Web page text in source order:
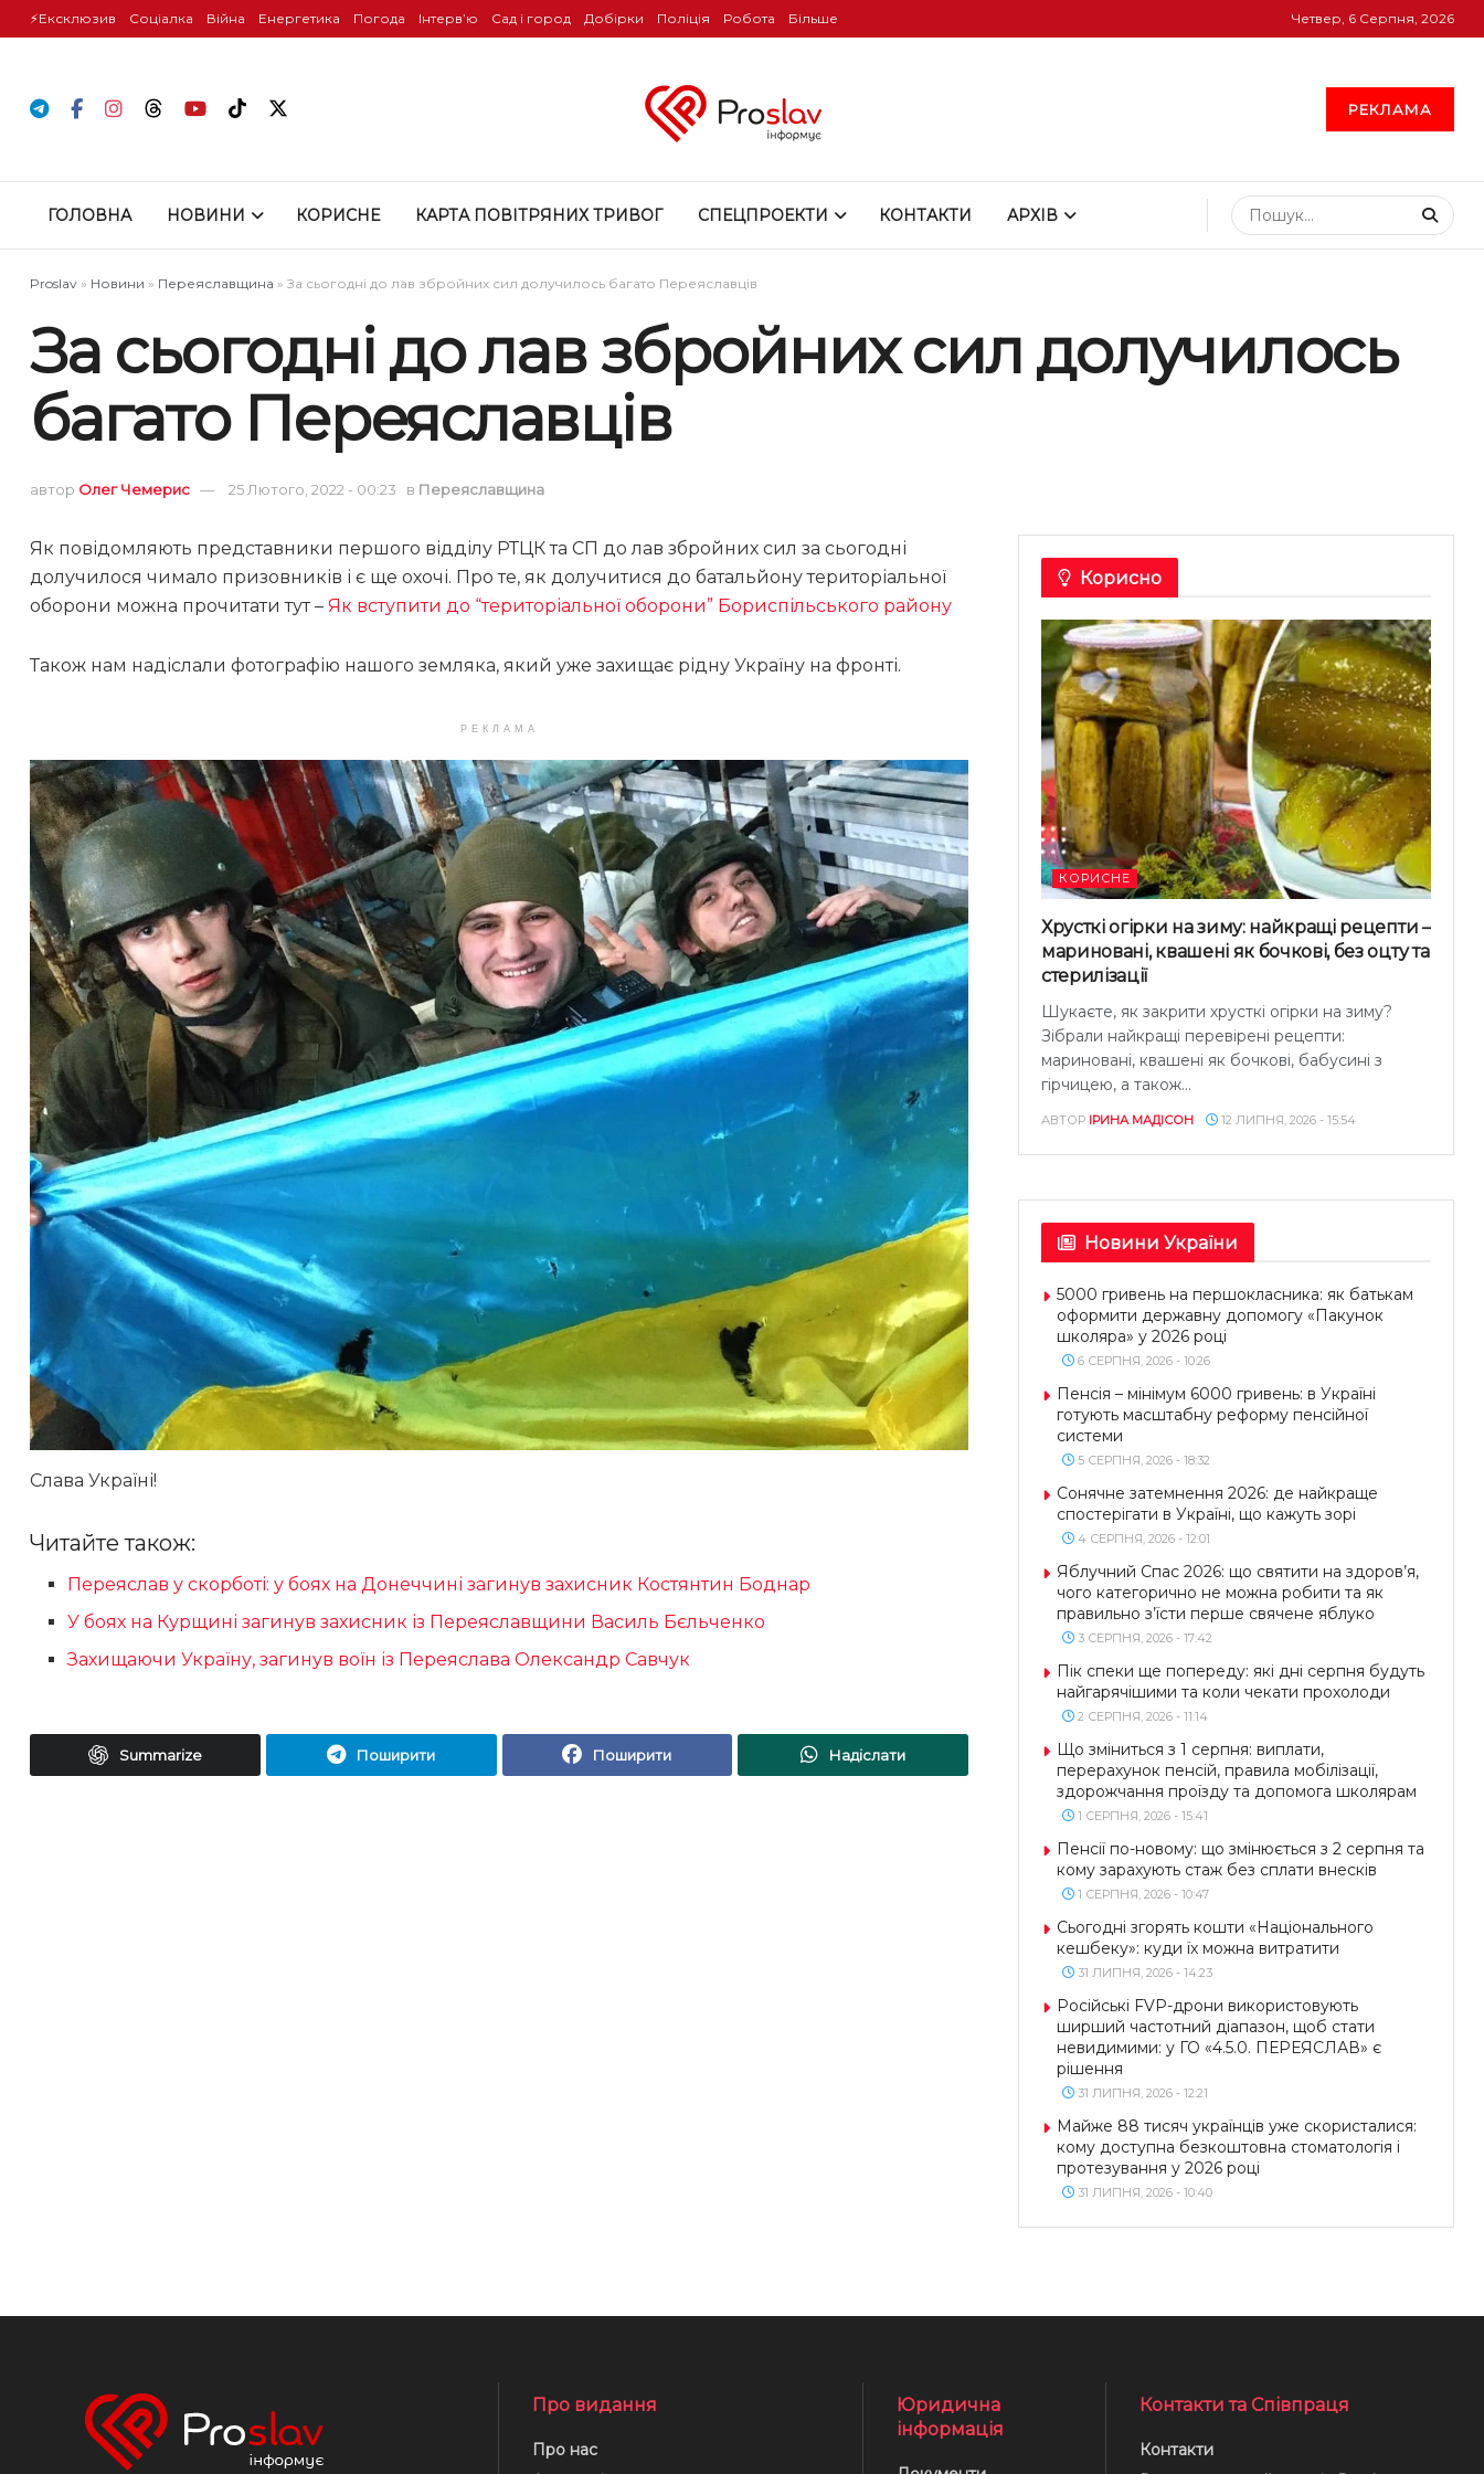
⚡️Ексклюзив Соціалка Війна Енергетика Погода Інтервʼю Сад і город Добірки Поліція Робота Більше Четвер, 6 Серпня, 2026
РЕКЛАМА
ГОЛОВНА НОВИНИ КОРИСНЕ КАРТА ПОВІТРЯНИХ ТРИВОГ СПЕЦПРОЕКТИ КОНТАКТИ АРХІВ
Proslav » Новини » Переяславщина » За сьогодні до лав збройних сил долучилось багато Переяславців
За сьогодні до лав збройних сил долучилось
багато Переяславців
автор Олег Чемерис 25 Лютого, 2022 - 00:23 в Переяславщина
Як повідомляють представники першого відділу РТЦК та СП до лав збройних сил за сьогодні
долучилося чимало призовників і є ще охочі. Про те, як долучитися до батальйону територіальної
оборони можна прочитати тут – Як вступити до “територіальної оборони” Бориспільського району
Також нам надіслали фотографію нашого земляка, який уже захищає рідну Україну на фронті.
РЕКЛАМА
Слава Україні!
Читайте також:
Переяслав у скорботі: у боях на Донеччині загинув захисник Костянтин Боднар
У боях на Курщині загинув захисник із Переяславщини Василь Бєльченко
Захищаючи Україну, загинув воїн із Переяслава Олександр Савчук
Summarize Поширити Поширити Надіслати
Корисно
КОРИСНЕ
Хрусткі огірки на зиму: найкращі рецепти –
мариновані, квашені як бочкові, без оцту та
стерилізації
Шукаєте, як закрити хрусткі огірки на зиму?
Зібрали найкращі перевірені рецепти:
мариновані, квашені як бочкові, бабусині з
гірчицею, а також...
АВТОР ІРИНА МАДІСОН 12 ЛИПНЯ, 2026 - 15:54
Новини України
5000 гривень на першокласника: як батькам
оформити державну допомогу «Пакунок
школяра» у 2026 році
6 СЕРПНЯ, 2026 - 10:26
Пенсія – мінімум 6000 гривень: в Україні
готують масштабну реформу пенсійної
системи
5 СЕРПНЯ, 2026 - 18:32
Сонячне затемнення 2026: де найкраще
спостерігати в Україні, що кажуть зорі
4 СЕРПНЯ, 2026 - 12:01
Яблучний Спас 2026: що святити на здоров’я,
чого категорично не можна робити та як
правильно з’їсти перше свячене яблуко
3 СЕРПНЯ, 2026 - 17:42
Пік спеки ще попереду: які дні серпня будуть
найгарячішими та коли чекати прохолоди
2 СЕРПНЯ, 2026 - 11:14
Що зміниться з 1 серпня: виплати,
перерахунок пенсій, правила мобілізації,
здорожчання проїзду та допомога школярам
1 СЕРПНЯ, 2026 - 15:41
Пенсії по-новому: що змінюється з 2 серпня та
кому зарахують стаж без сплати внесків
1 СЕРПНЯ, 2026 - 10:47
Сьогодні згорять кошти «Національного
кешбеку»: куди їх можна витратити
31 ЛИПНЯ, 2026 - 14:23
Російські FVP-дрони використовують
ширший частотний діапазон, щоб стати
невидимими: у ГО «4.5.0. ПЕРЕЯСЛАВ» є
рішення
31 ЛИПНЯ, 2026 - 12:21
Майже 88 тисяч українців уже скористалися:
кому доступна безкоштовна стоматологія і
протезування у 2026 році
31 ЛИПНЯ, 2026 - 10:40
Про видання
Про нас
Юридична
інформація
Контакти та Співпраця
Контакти